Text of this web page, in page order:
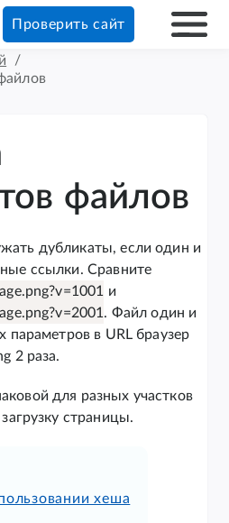
Проверить сайт
/
файлов
дубликаты, если один и
ссылки. Сравните
и
. Файл один и
параметров в URL браузер
2 раза.
для разных участков
страницы.
хеша